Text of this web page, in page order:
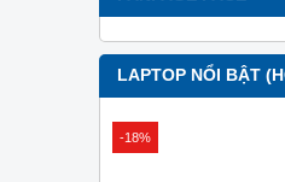
LAPTOP NỔI BẬT
-18%